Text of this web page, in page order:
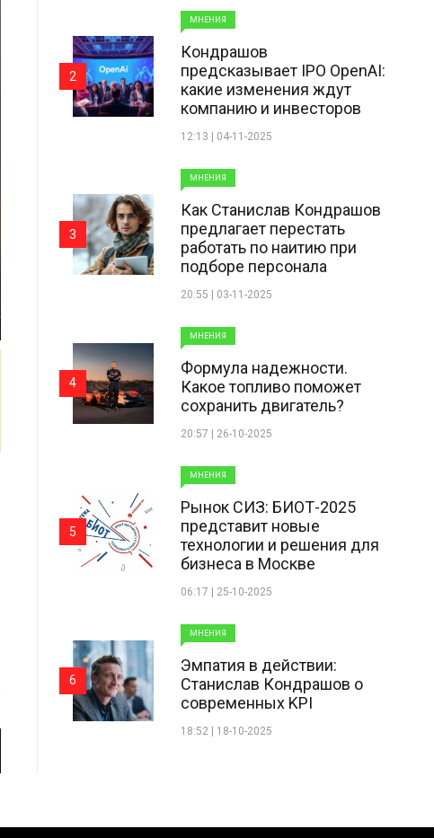
МНЕНИЯ
Кондрашов
предсказывает IPO OpenAI:
какие изменения ждут
компанию и инвесторов
12:13 | 04-11-2025
2
МНЕНИЯ
Как Станислав Кондрашов
предлагает перестать
работать по наитию при
подборе персонала
20:55 | 03-11-2025
3
МНЕНИЯ
Формула надежности.
Какое топливо поможет
сохранить двигатель?
20:57 | 26-10-2025
4
МНЕНИЯ
Рынок СИЗ: БИОТ-2025
представит новые
технологии и решения для
бизнеса в Москве
06:17 | 25-10-2025
5
МНЕНИЯ
Эмпатия в действии:
Станислав Кондрашов о
современных KPI
18:52 | 18-10-2025
6